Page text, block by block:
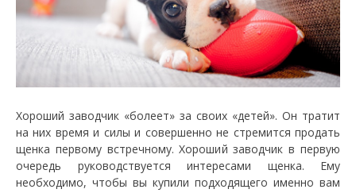
Хороший заводчик «болеет» за своих «детей». Он тратит
на них время и силы и совершенно не стремится продать
щенка первому встречному. Хороший заводчик в первую
очередь руководствуется интересами щенка. Ему
необходимо, чтобы вы купили подходящего именно вам